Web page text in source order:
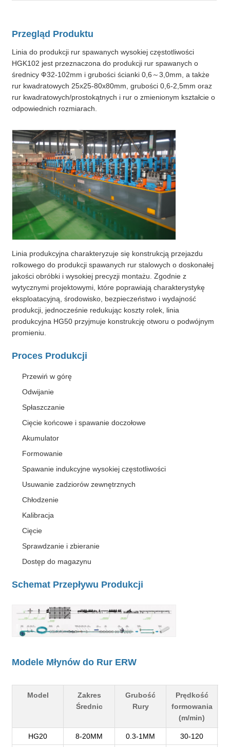
Przegląd Produktu
Linia do produkcji rur spawanych wysokiej częstotliwości
HGK102 jest przeznaczona do produkcji rur spawanych o
średnicy Ф32-102mm i grubości ścianki 0,6～3,0mm, a także
rur kwadratowych 25x25-80x80mm, grubości 0,6-2,5mm oraz
rur kwadratowych/prostokątnych i rur o zmienionym kształcie o
odpowiednich rozmiarach.
Linia produkcyjna charakteryzuje się konstrukcją przejazdu
rolkowego do produkcji spawanych rur stalowych o doskonałej
jakości obróbki i wysokiej precyzji montażu. Zgodnie z
wytycznymi projektowymi, które poprawiają charakterystykę
eksploatacyjną, środowisko, bezpieczeństwo i wydajność
produkcji, jednocześnie redukując koszty rolek, linia
produkcyjna HG50 przyjmuje konstrukcję otworu o podwójnym
promieniu.
Proces Produkcji
Przewiń w górę
Odwijanie
Spłaszczanie
Cięcie końcowe i spawanie doczołowe
Akumulator
Formowanie
Spawanie indukcyjne wysokiej częstotliwości
Usuwanie zadziorów zewnętrznych
Chłodzenie
Kalibracja
Cięcie
Sprawdzanie i zbieranie
Dostęp do magazynu
Schemat Przepływu Produkcji
Modele Młynów do Rur ERW
Model
Zakres
Średnic
Grubość
Rury
Prędkość
formowania
(m/min)
HG20 8-20MM 0.3-1MM 30-120